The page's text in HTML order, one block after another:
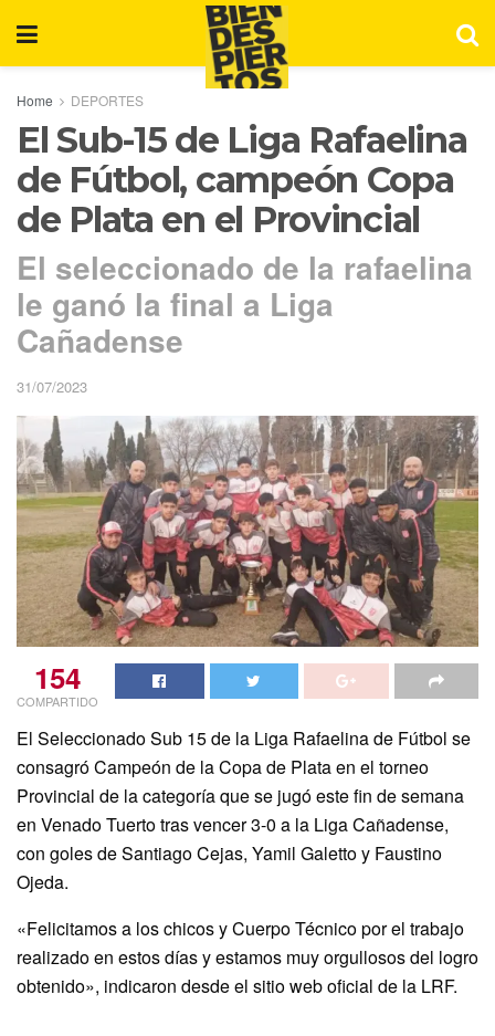
Home DEPORTES
El Sub-15 de Liga Rafaelina
de Fútbol, campeón Copa
de Plata en el Provincial
El seleccionado de la rafaelina
le ganó la final a Liga
Cañadense
31/07/2023
154
COMPARTIDO
El Seleccionado Sub 15 de la Liga Rafaelina de Fútbol se
consagró Campeón de la Copa de Plata en el torneo
Provincial de la categoría que se jugó este fin de semana
en Venado Tuerto tras vencer 3-0 a la Liga Cañadense,
con goles de Santiago Cejas, Yamil Galetto y Faustino
Ojeda.
«Felicitamos a los chicos y Cuerpo Técnico por el trabajo
realizado en estos días y estamos muy orgullosos del logro
obtenido», indicaron desde el sitio web oficial de la LRF.